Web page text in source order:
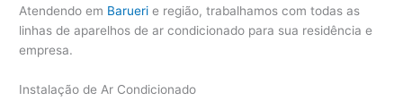
Atendendo em Barueri e região, trabalhamos com todas as
linhas de aparelhos de ar condicionado para sua residência e
empresa.
Instalação de Ar Condicionado